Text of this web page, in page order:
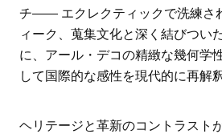
チ―― エクレクティックで洗練さ
ィーク、蒐集文化と深く結びつ
に、アール・デコの精緻な幾何学
して国際的な感性を現代的に再解
ヘリテージと革新のコントラスト